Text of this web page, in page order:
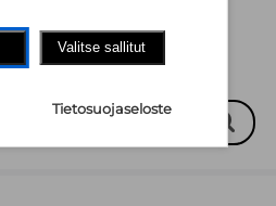
Valitse sallitut
Tietosuojaseloste